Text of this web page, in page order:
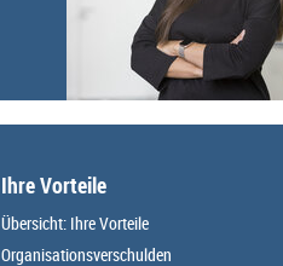
Ihre Vorteile
Übersicht: Ihre Vorteile
Organisationsverschulden